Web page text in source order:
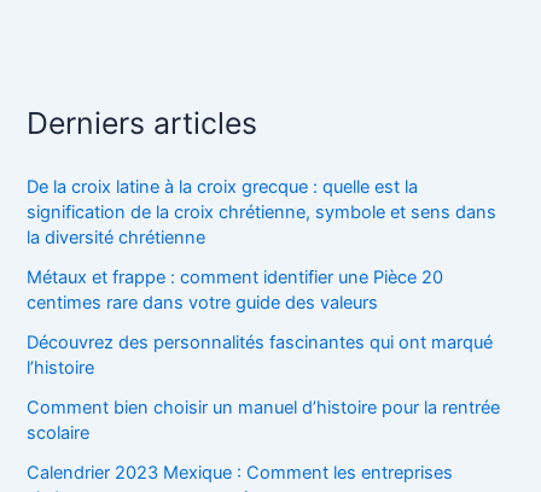
Derniers articles
De la croix latine à la croix grecque : quelle est la
signification de la croix chrétienne, symbole et sens dans
la diversité chrétienne
Métaux et frappe : comment identifier une Pièce 20
centimes rare dans votre guide des valeurs
Découvrez des personnalités fascinantes qui ont marqué
l’histoire
Comment bien choisir un manuel d’histoire pour la rentrée
scolaire
Calendrier 2023 Mexique : Comment les entreprises